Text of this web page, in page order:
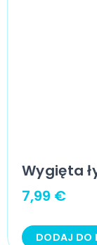
Wygięta
7,99 €
DODAJ DO